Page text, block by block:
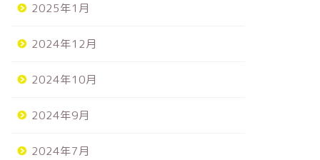
2025年1月
2024年12月
2024年10月
2024年9月
2024年7月